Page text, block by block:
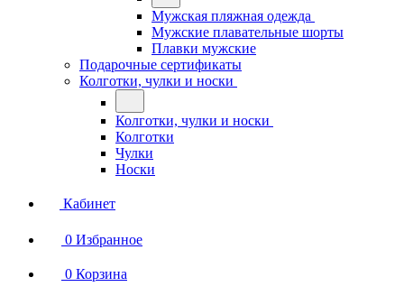
Мужская пляжная одежда
Мужские плавательные шорты
Плавки мужские
Подарочные сертификаты
Колготки, чулки и носки
Колготки, чулки и носки
Колготки
Чулки
Носки
Кабинет
0 Избранное
0 Корзина